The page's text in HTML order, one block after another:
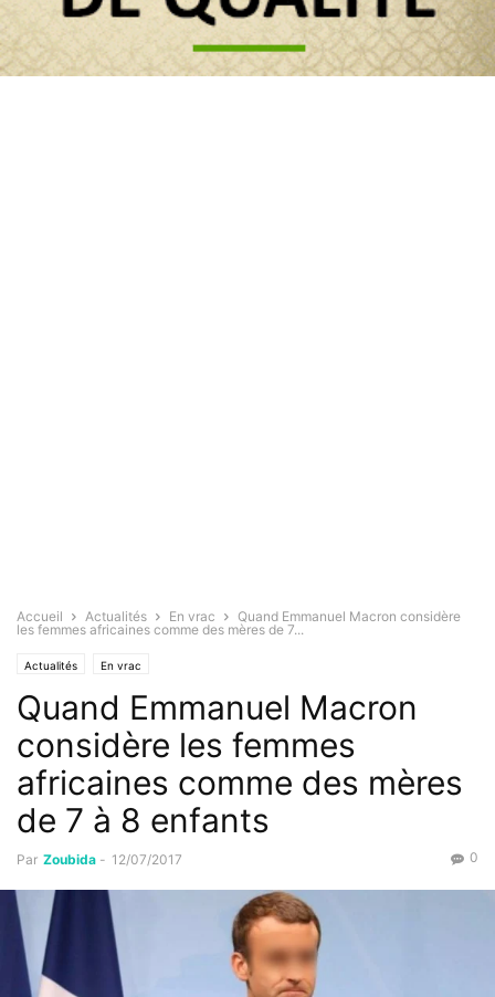
Accueil Actualités En vrac
Quand Emmanuel Macron considère
les femmes africaines comme des mères de 7...
Actualités En vrac
Quand Emmanuel Macron
considère les femmes
africaines comme des mères
de 7 à 8 enfants
Par Zoubida - 12/07/2017 0